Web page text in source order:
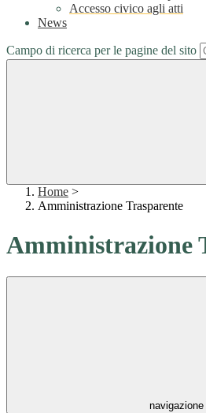
Accesso civico agli atti
News
Campo di ricerca per le pagine del sito
Home >
Amministrazione Trasparente
Amministrazione
navigazione